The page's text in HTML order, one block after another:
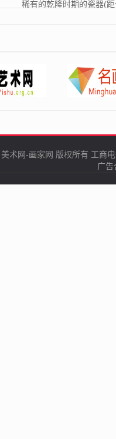
稀有的乾隆时期的瓷器(
美术网-画家网 版权所有 工商
广